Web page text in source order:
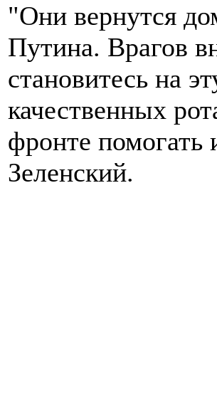
"Они вернутся
Путина. Врагов
становитесь на
качественных
фронте помогать
Зеленский.